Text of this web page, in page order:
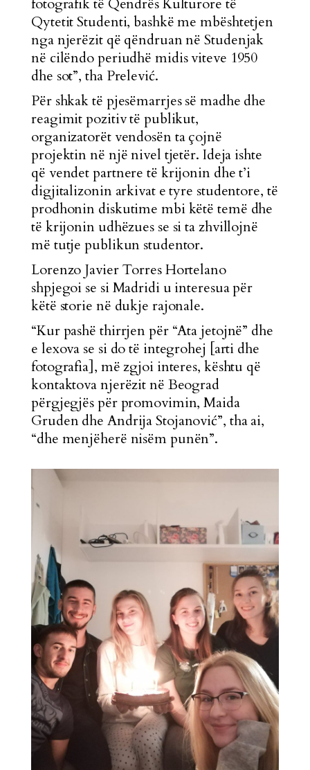
fotografik të Qendrës Kulturore të
Qytetit Studenti, bashkë me mbështetjen
nga njerëzit që qëndruan në Studenjak
në cilëndo periudhë midis viteve 1950
dhe sot”, tha Prelević.
Për shkak të pjesëmarrjes së madhe dhe
reagimit pozitiv të publikut,
organizatorët vendosën ta çojnë
projektin në një nivel tjetër. Ideja ishte
që vendet partnere të krijonin dhe t’i
digjitalizonin arkivat e tyre studentore, të
prodhonin diskutime mbi këtë temë dhe
të krijonin udhëzues se si ta zhvillojnë
më tutje publikun studentor.
Lorenzo Javier Torres Hortelano
shpjegoi se si Madridi u interesua për
këtë storie në dukje rajonale.
“Kur pashë thirrjen për “Ata jetojnë” dhe
e lexova se si do të integrohej [arti dhe
fotografia], më zgjoi interes, kështu që
kontaktova njerëzit në Beograd
përgjegjës për promovimin, Maida
Gruden dhe Andrija Stojanović”, tha ai,
“dhe menjëherë nisëm punën”.